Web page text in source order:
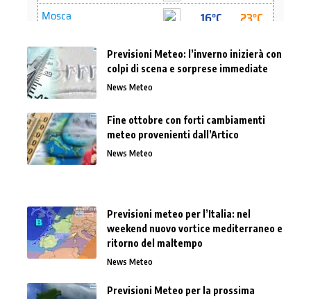
Previsioni Meteo: l’inverno inizierà con
colpi di scena e sorprese immediate
News Meteo
Fine ottobre con forti cambiamenti
meteo provenienti dall’Artico
News Meteo
Previsioni meteo per l’Italia: nel
weekend nuovo vortice mediterraneo e
ritorno del maltempo
News Meteo
Previsioni Meteo per la prossima